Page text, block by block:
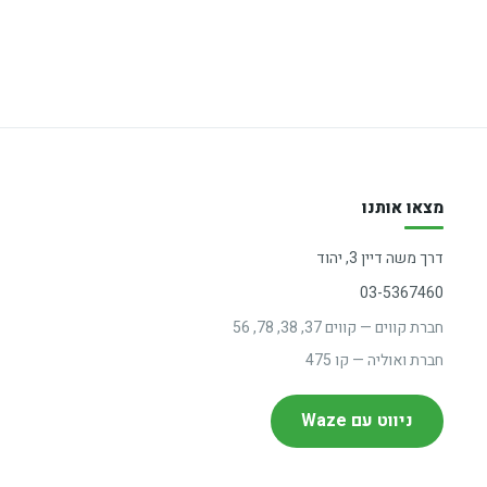
מצאו אותנו
דרך משה דיין 3, יהוד
03-5367460
חברת קווים — קווים 37, 38, 78, 56
חברת ואוליה — קו 475
ניווט עם Waze